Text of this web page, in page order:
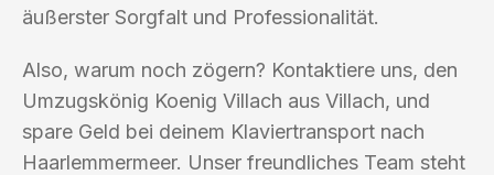
äußerster Sorgfalt und Professionalität.
Also, warum noch zögern? Kontaktiere uns, den
Umzugskönig Koenig Villach aus Villach, und
spare Geld bei deinem Klaviertransport nach
Haarlemmermeer. Unser freundliches Team steht